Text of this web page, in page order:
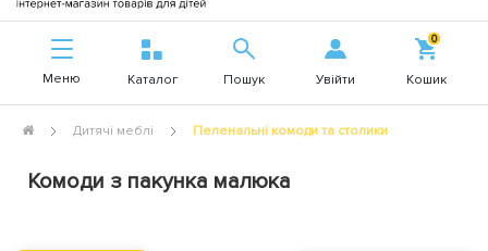
Меню Каталог Пошук Увійти
0
Кошик
Дитячі меблі Пеленальні комоди та столики
Комоди з пакунка малюка